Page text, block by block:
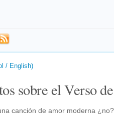
/ English)
sobre el Verso
canción de amor moderna